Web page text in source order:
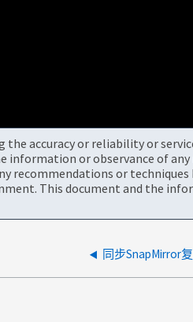
the accuracy or reliability or
or observance of
or
This document and the
同步SnapMirror